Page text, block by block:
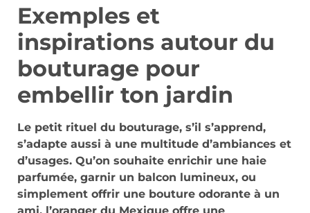
Exemples et
inspirations autour du
bouturage pour
embellir ton jardin
Le petit rituel du bouturage, s’il s’apprend,
s’adapte aussi à une multitude d’ambiances et
d’usages. Qu’on souhaite enrichir une haie
parfumée, garnir un balcon lumineux, ou
simplement offrir une bouture odorante à un